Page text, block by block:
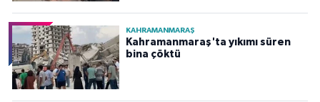
KAHRAMANMARAŞ
Kahramanmaraş'ta yıkımı süren
bina çöktü